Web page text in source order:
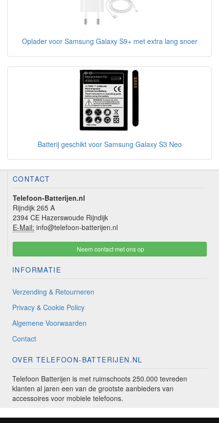
Oplader voor Samsung Galaxy S9+ met extra lang snoer
Batterij geschikt voor Samsung Galaxy S3 Neo
CONTACT
Telefoon-Batterijen.nl
Rijndijk 265 A
2394 CE Hazerswoude Rijndijk
E-Mail: info@telefoon-batterijen.nl
Neem contact met ons op
INFORMATIE
Verzending & Retourneren
Privacy & Cookie Policy
Algemene Voorwaarden
Contact
OVER TELEFOON-BATTERIJEN.NL
Telefoon Batterijen is met ruimschoots 250.000 tevreden
klanten al jaren een van de grootste aanbieders van
accessoires voor mobiele telefoons.